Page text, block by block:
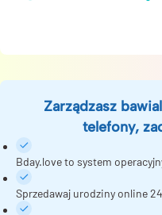
Zarządzasz
telefony,
Bday.love to system
Sprzedawaj urodziny online